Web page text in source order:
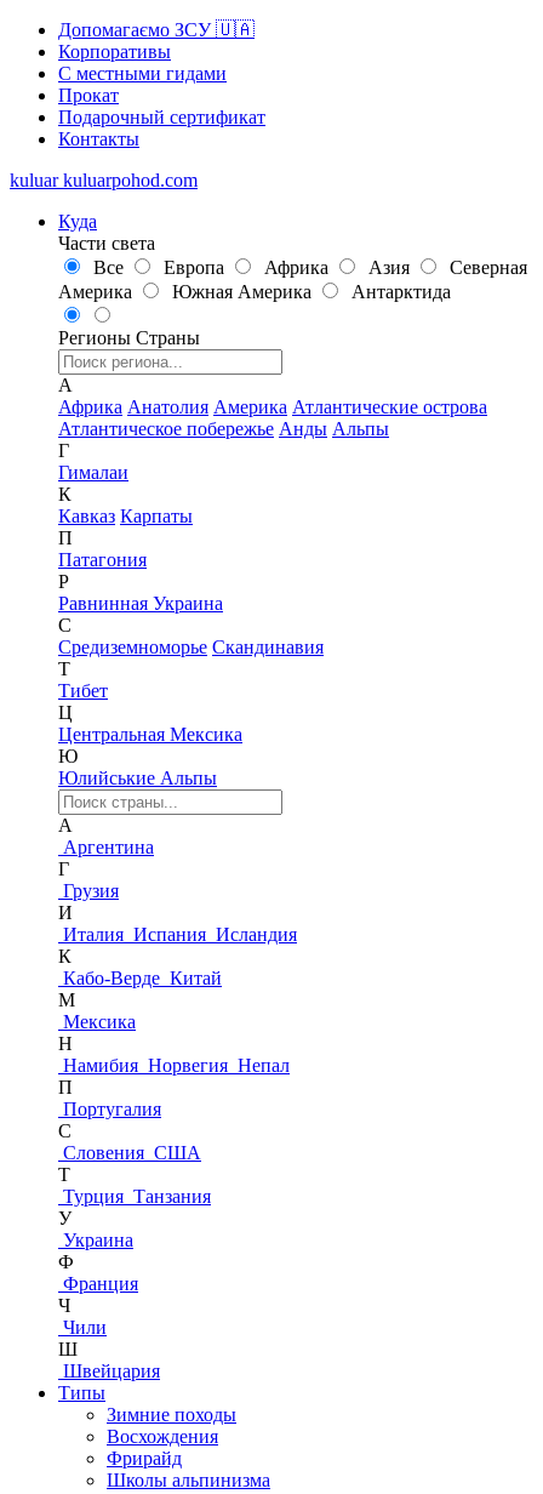
Допомагаємо ЗСУ 🇺🇦
Корпоративы
С местными гидами
Прокат
Подарочный сертификат
Контакты
kuluar kuluarpohod.com
Куда
Части света
Все
Европа Африка Азия
Северная
Америка
Южная Америка Антарктида
Регионы Страны
А
Африка Анатолия Америка Атлантические острова
Атлантическое побережье Анды Альпы
Г
Гималаи
К
Кавказ Карпаты
П
Патагония
Р
Равнинная Украина
С
Средиземноморье Скандинавия
Т
Тибет
Ц
Центральная Мексика
Ю
Юлийськие Альпы
А
Аргентина
Г
Грузия
И
Италия Испания Исландия
К
Кабо-Верде Китай
М
Мексика
Н
Намибия Норвегия Непал
П
Португалия
С
Словения США
Т
Турция Танзания
У
Украина
Ф
Франция
Ч
Чили
Ш
Швейцария
Типы
Зимние походы
Восхождения
Фрирайд
Школы альпинизма